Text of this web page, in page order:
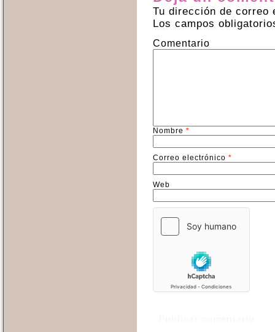
Tu dirección de correo
Los campos
Comentario
Nombre *
Correo electrónico *
Web